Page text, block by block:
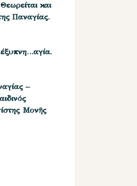
και
Παναγίας.
–
Μονῆς